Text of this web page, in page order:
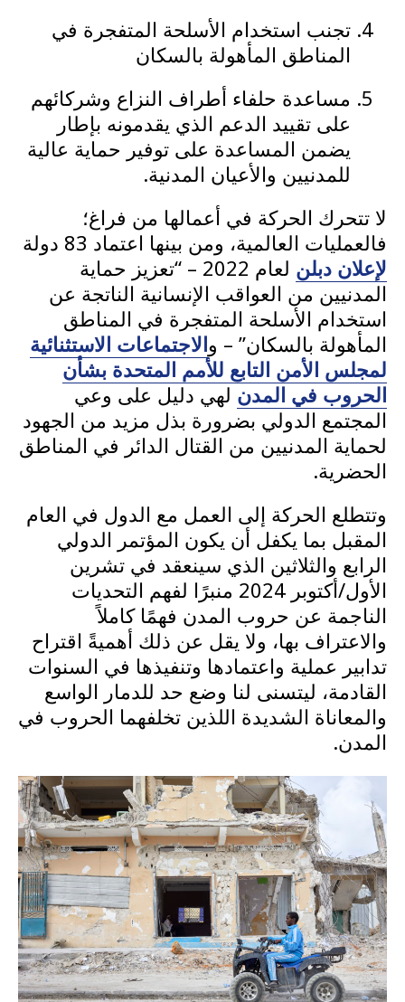
تجنب استخدام الأسلحة المتفجرة في
المناطق المأهولة بالسكان
مساعدة حلفاء أطراف النزاع وشركائهم
على تقييد الدعم الذي يقدمونه بإطار
يضمن المساعدة على توفير حماية عالية
للمدنيين والأعيان المدنية.
لا تتحرك الحركة في أعمالها من فراغ؛
فالعمليات العالمية، ومن بينها اعتماد 83 دولة
لإعلان دبلن
لعام 2022 – “تعزيز حماية
المدنيين من العواقب الإنسانية الناتجة عن
استخدام الأسلحة المتفجرة في المناطق
المأهولة بالسكان” – والاجتماعات الاستثنائية
لمجلس الأمن التابع للأمم المتحدة بشأن
الحروب في المدن لهي دليل على وعي
المجتمع الدولي بضرورة بذل مزيد من الجهود
لحماية المدنيين من القتال الدائر في المناطق
الحضرية.
وتتطلع الحركة إلى العمل مع الدول في العام
المقبل بما يكفل أن يكون المؤتمر الدولي
الرابع والثلاثين الذي سينعقد في تشرين
الأول/أكتوبر 2024 منبرًا لفهم التحديات
الناجمة عن حروب المدن فهمًا كاملاً
والاعتراف بها، ولا يقل عن ذلك أهميةً اقتراح
تدابير عملية واعتمادها وتنفيذها في السنوات
القادمة، ليتسنى لنا وضع حد للدمار الواسع
والمعاناة الشديدة اللذين تخلفهما الحروب في
المدن.